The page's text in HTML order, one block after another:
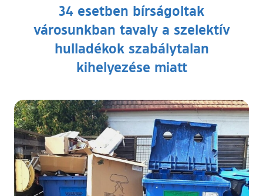
34 esetben bírságoltak
városunkban tavaly a szelektív
hulladékok szabálytalan
kihelyezése miatt